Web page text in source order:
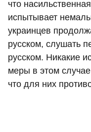
что
испытывает
украинцев
русском, слушать
русском. Никакие
меры в этом
что для них